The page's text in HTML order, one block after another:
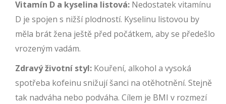
Vitamín D a kyselina listová: Nedostatek vitamínu
D je spojen s nižší plodností. Kyselinu listovou by
měla brát žena ještě před počátkem, aby se předešlo
vrozeným vadám.
Zdravý životní styl: Kouření, alkohol a vysoká
spotřeba kofeinu snižují šanci na otěhotnění. Stejně
tak nadváha nebo podváha. Cílem je BMI v rozmezí